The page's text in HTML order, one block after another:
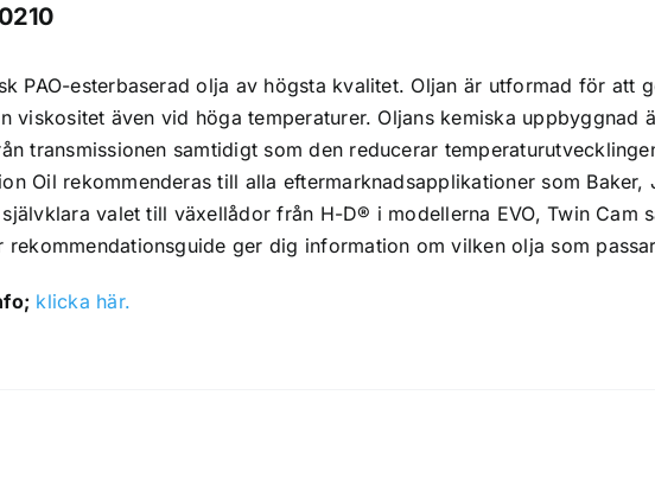
PAO-esterbaserad olja av högsta kvalitet. Oljan är utformad för att
viskositet även vid höga temperaturer. Oljans kemiska uppbyggnad
transmissionen samtidigt som den reducerar
Oil rekommenderas till alla eftermarknadsapplikationer som Baker,
valet till växellådor från H-D® i modellerna EVO, Twin Cam
rekommendationsguide ger dig information om vilken olja som
klicka här.